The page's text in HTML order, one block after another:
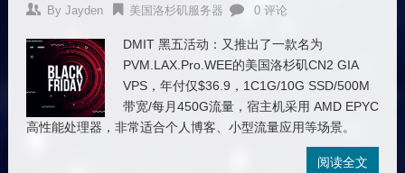
By Jayden 美国洛杉矶服务器 0 评论
DMIT 黑五活动：又推出了一款名为
PVM.LAX.Pro.WEE的美国洛杉矶CN2 GIA
VPS，年付仅$36.9，1C1G/10G SSD/500M
带宽/每月450G流量，宿主机采用 AMD EPYC
高性能处理器，非常适合个人博客、小型流量应用等场景。
阅读全文